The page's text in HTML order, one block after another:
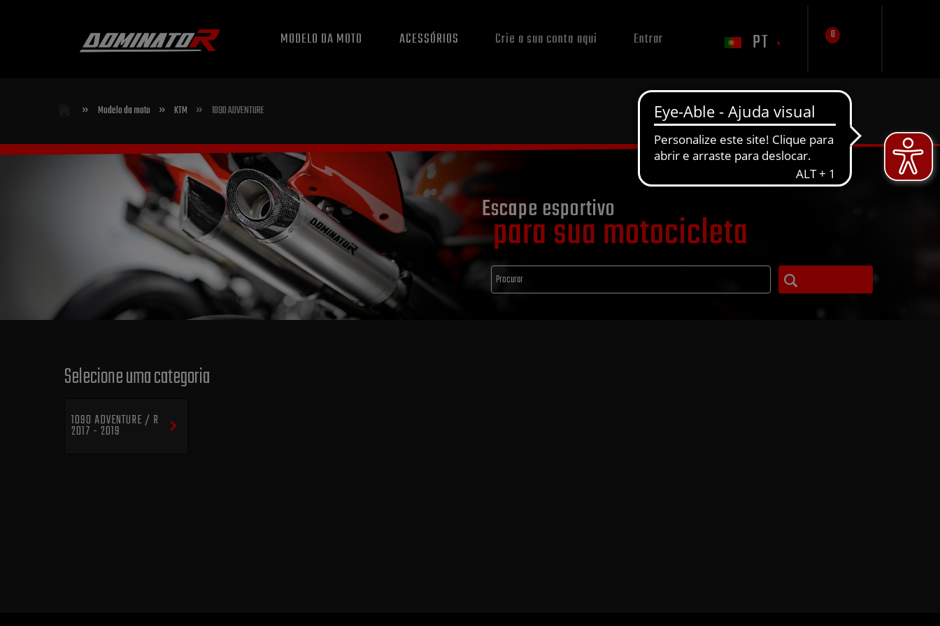
MODELO DA MOTO ACESSÓRIOS Crie a sua conta aqui Entrar PT 0
» Modelo da moto » KTM » 1090 ADVENTURE
Escape esportivo
para sua motocicleta
Selecione uma categoria
1090 ADVENTURE / R
2017 - 2019